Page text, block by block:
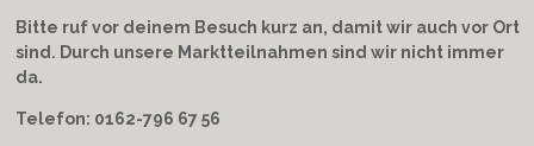
Bitte ruf vor deinem Besuch kurz an, damit wir auch vor Ort
sind. Durch unsere Marktteilnahmen sind wir nicht immer
da.
Telefon: 0162-796 67 56